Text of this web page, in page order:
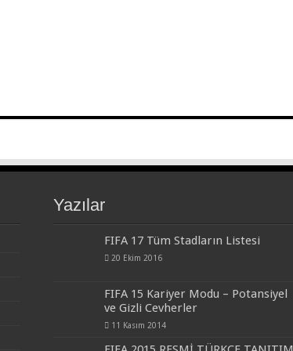
Yazılar
FIFA 17 Tüm Stadların Listesi
20 Ekim 2016
FIFA 15 Kariyer Modu – Potansiyel
ve Gizli Cevherler
11 Kasım 2014